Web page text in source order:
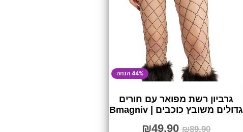
44% הנחה
גרביון רשת מפואר עם חורים
גדולים משובץ כוכבים | Bmagniv
₪89.90
₪49.90